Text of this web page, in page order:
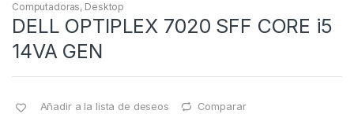
Computadoras, Desktop
DELL OPTIPLEX 7020 SFF CORE i5
14VA GEN
Añadir a la lista de deseos Comparar